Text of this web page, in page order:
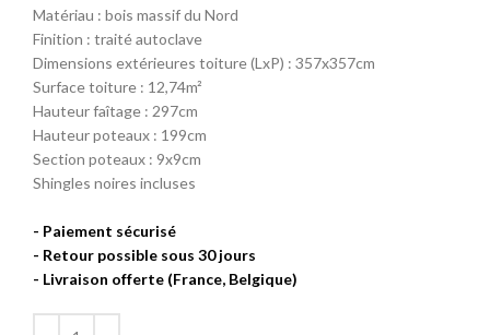
initial
était :
1316,65 €.
actuel
1184,98 €.
Matériau : bois massif du Nord
Finition : traité autoclave
Dimensions extérieures toiture (LxP) : 357x357cm
Surface toiture : 12,74m²
Hauteur faîtage : 297cm
Hauteur poteaux : 199cm
Section poteaux : 9x9cm
Shingles noires incluses